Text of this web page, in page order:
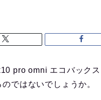
pro omni エコバック
のではないでしょうか。